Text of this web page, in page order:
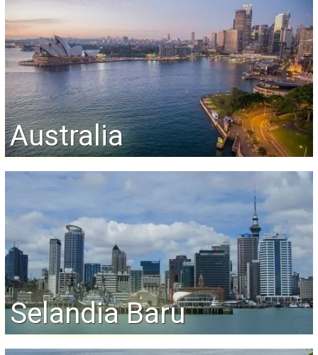
Australia
Selandia Baru